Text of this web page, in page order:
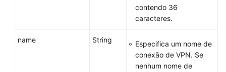
contendo 36
caracteres.
name String
Especifica um nome de
conexão de VPN. Se
nenhum nome de